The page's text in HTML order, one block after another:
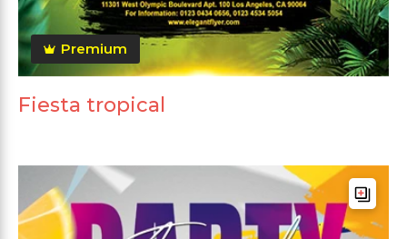
Premium
Fiesta tropical